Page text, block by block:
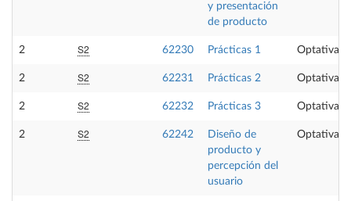
y presentación
de producto
2 S2 62230 Prácticas 1 Optativa
2 S2 62231 Prácticas 2 Optativa
2 S2 62232 Prácticas 3 Optativa
2 S2 62242
Diseño de
producto y
percepción del
usuario
Optativa